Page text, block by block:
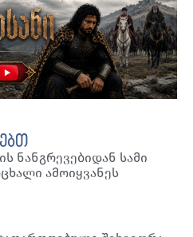
ნანგრევებიდან სამი
ამოიყვანეს